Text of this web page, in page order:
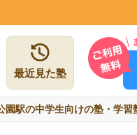
最近見た塾
園駅の中学生向けの塾・学習